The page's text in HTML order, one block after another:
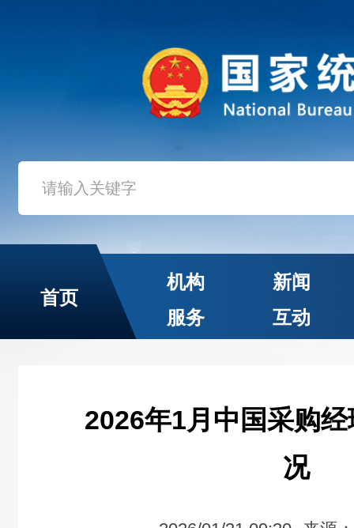
首页
机构
新闻
服务
互动
2026年1月中国采购
况